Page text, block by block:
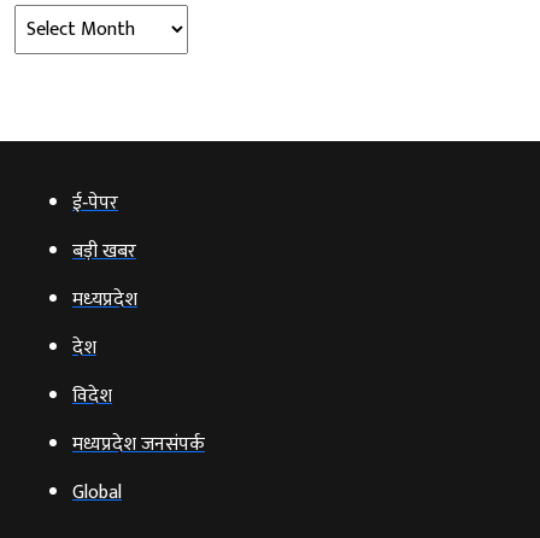
Archives
ई‑पेपर
बड़ी खबर
मध्‍यप्रदेश
देश
विदेश
मध्यप्रदेश जनसंपर्क
Global